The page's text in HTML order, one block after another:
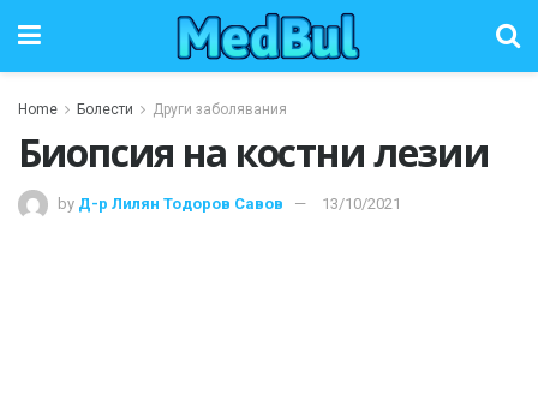
Home Болести Други заболявания
Биопсия на костни лезии
by Д-р Лилян Тодоров Савов 13/10/2021